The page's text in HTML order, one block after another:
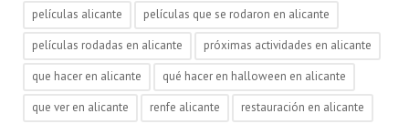
películas alicante
películas que se rodaron en alicante
películas rodadas en alicante
próximas actividades en alicante
que hacer en alicante
qué hacer en halloween en alicante
que ver en alicante
renfe alicante
restauración en alicante